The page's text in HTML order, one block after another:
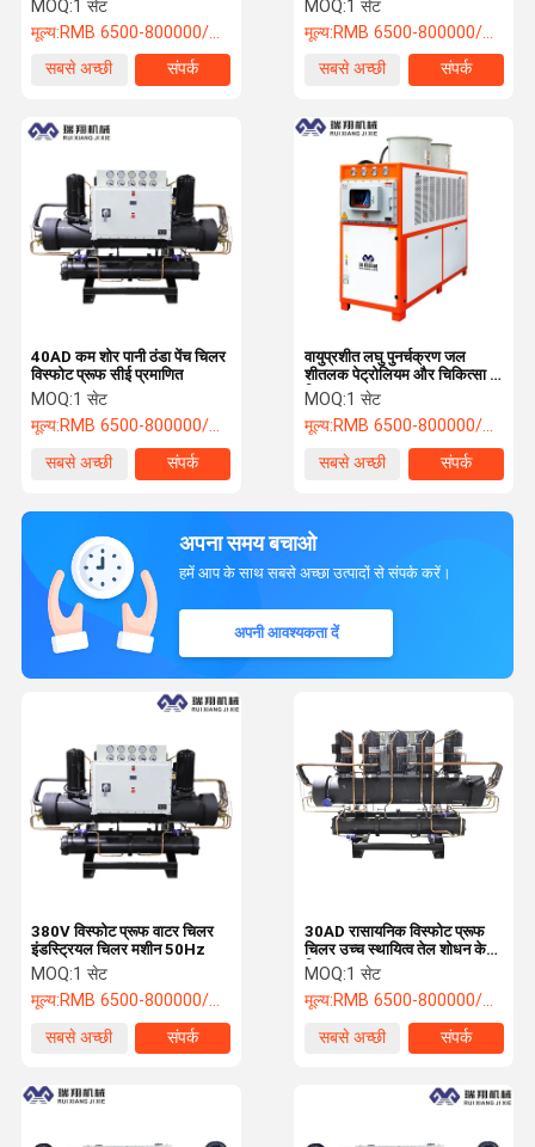
MOQ:1 सेट
मूल्य:RMB 6500-800000/PC
सबसे अच्छी
संपर्क
MOQ:1 सेट
मूल्य:RMB 6500-800000/PC
सबसे अच्छी
संपर्क
40AD कम शोर पानी ठंडा पेंच चिलर
विस्फोट प्रूफ सीई प्रमाणित
MOQ:1 सेट
मूल्य:RMB 6500-800000/PC
सबसे अच्छी
संपर्क
वायुप्रशीत लघु पुनर्चक्रण जल
शीतलक पेट्रोलियम और चिकित्सा के
लिए आसान स्थापना
MOQ:1 सेट
मूल्य:RMB 6500-800000/PC
सबसे अच्छी
संपर्क
अपना समय बचाओ
हमें आप के साथ सबसे अच्छा उत्पादों से संपर्क करें।
अपनी आवश्यकता दें
30AD रासायनिक विस्फोट प्रूफ
चिलर उच्च स्थायित्व तेल शोधन के
लिए
MOQ:1 सेट
मूल्य:RMB 6500-800000/PC
सबसे अच्छी
संपर्क
380V विस्फोट प्रूफ वाटर चिलर
इंडस्ट्रियल चिलर मशीन 50Hz
MOQ:1 सेट
मूल्य:RMB 6500-800000/PC
सबसे अच्छी
संपर्क